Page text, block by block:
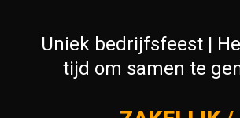
Uniek bedrijfsfeest |
tijd om samen te